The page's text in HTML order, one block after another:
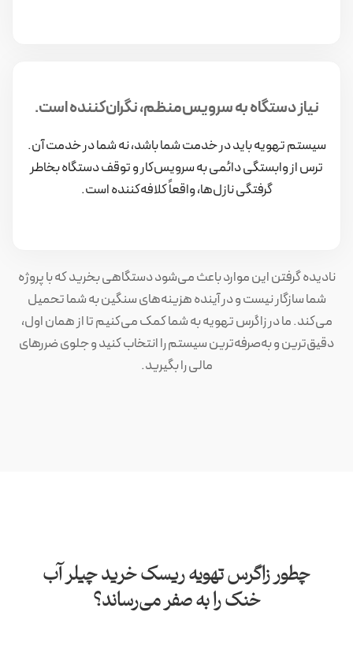
نیاز دستگاه به سرویس‌منظم، نگران‌کننده است.
سیستم تهویه باید در خدمت شما باشد، نه شما در خدمت آن.
ترس از وابستگی دائمی به سرویس‌کار و توقف دستگاه بخاطر
گرفتگی نازل‌ها، واقعاً کلافه‌کننده است.
نادیده گرفتن این موارد باعث می‌شود دستگاهی بخرید که با پروژه
شما سازگار نیست و در آینده هزینه‌های سنگین به شما تحمیل
می‌کند. ما در زاگرس تهویه به شما کمک می‌کنیم تا از همان اول،
دقیق‌ترین و به‌صرفه‌ترین سیستم را انتخاب کنید و جلوی ضررهای
مالی را بگیرید.
چطور زاگرس تهویه ریسک خرید چیلر آب
خنک را به صفر می‌رساند؟